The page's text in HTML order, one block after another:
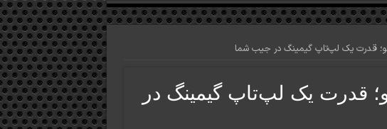
قدرت یک لپ‌تاپ گیمینگ در جیب شما
قدرت یک لپ‌تاپ گیمینگ در